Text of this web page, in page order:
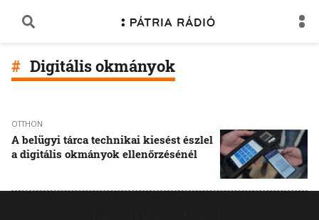
Digitális okmányok
OTTHON
A belügyi tárca technikai kiesést észlel
a digitális okmányok ellenőrzésénél